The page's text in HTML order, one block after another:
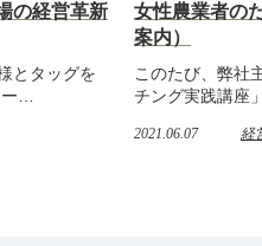
の経営革新
とタッグを
…
女性農業者の
案内）
このたび、弊社
チング実践講座
2021.06.07 経